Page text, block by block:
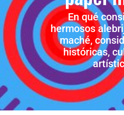
En qué
hermosos
maché,
históricas,